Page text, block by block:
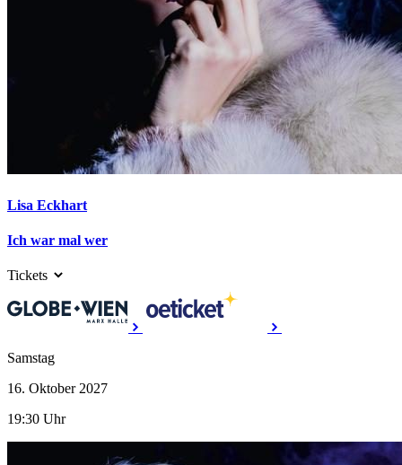
Lisa Eckhart
Ich war mal wer
Tickets
Samstag
16. Oktober 2027
19:30 Uhr